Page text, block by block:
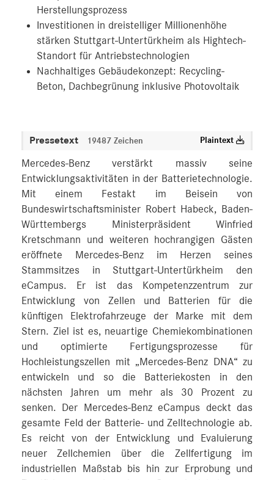
Herstellungsprozess
Investitionen in dreistelliger Millionenhöhe
stärken Stuttgart-Untertürkheim als Hightech-
Standort für Antriebstechnologien
Nachhaltiges Gebäudekonzept: Recycling-
Beton, Dachbegrünung inklusive Photovoltaik
Pressetext 19487 Zeichen Plaintext
Mercedes-Benz verstärkt massiv seine
Entwicklungsaktivitäten in der Batterietechnologie.
Mit einem Festakt im Beisein von
Bundeswirtschaftsminister Robert Habeck, Baden-
Württembergs Ministerpräsident Winfried
Kretschmann und weiteren hochrangigen Gästen
eröffnete Mercedes-Benz im Herzen seines
Stammsitzes in Stuttgart-Untertürkheim den
eCampus. Er ist das Kompetenzzentrum zur
Entwicklung von Zellen und Batterien für die
künftigen Elektrofahrzeuge der Marke mit dem
Stern. Ziel ist es, neuartige Chemiekombinationen
und optimierte Fertigungsprozesse für
Hochleistungszellen mit „Mercedes‑Benz DNA“ zu
entwickeln und so die Batteriekosten in den
nächsten Jahren um mehr als 30 Prozent zu
senken. Der Mercedes-Benz eCampus deckt das
gesamte Feld der Batterie- und Zelltechnologie ab.
Es reicht von der Entwicklung und Evaluierung
neuer Zellchemien über die Zellfertigung im
industriellen Maßstab bis hin zur Erprobung und